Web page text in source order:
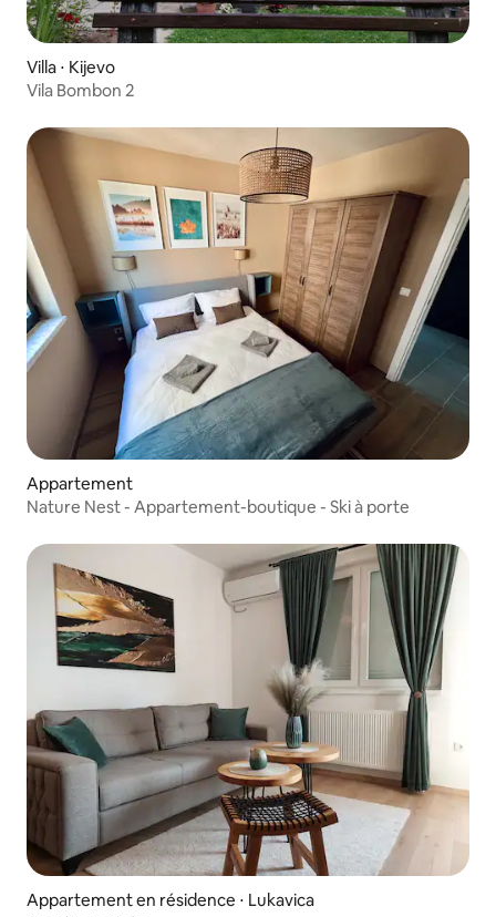
Villa ⋅ Kijevo
Vila Bombon 2
Appartement
Nature Nest - Appartement-boutique - Ski à porte
Appartement en résidence ⋅ Lukavica